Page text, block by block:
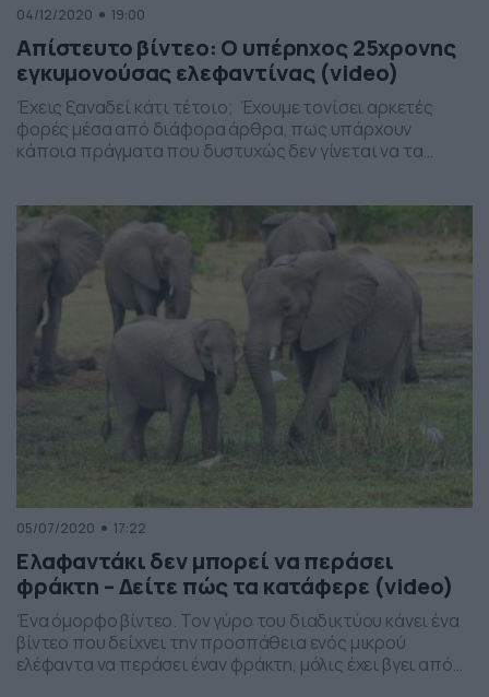
04/12/2020 19:00
Απίστευτο βίντεο: Ο υπέρηχος 25χρονης
εγκυμονούσας ελεφαντίνας (video)
Έχεις ξαναδεί κάτι τέτοιο; Έχουμε τονίσει αρκετές
φορές μέσα από διάφορα άρθρα, πως υπάρχουν
κάποια πράγματα που δυστυχώς δεν γίνεται να τα
Η Asha, ένας ασιατικός ελέφαντας στον ζωολογικό κήπο
της Οκλαχόμα, και είναι έγκυος. Η εγκυμοσύνη στις […]
05/07/2020 17:22
Ελαφαντάκι δεν μπορεί να περάσει
φράκτη – Δείτε πώς τα κατάφερε (video)
Ένα όμορφο βίντεο. Τον γύρο του διαδικτύου κάνει ένα
βίντεο που δείχνει την προσπάθεια ενός μικρού
ελέφαντα να περάσει έναν φράκτη, μόλις έχει βγει από